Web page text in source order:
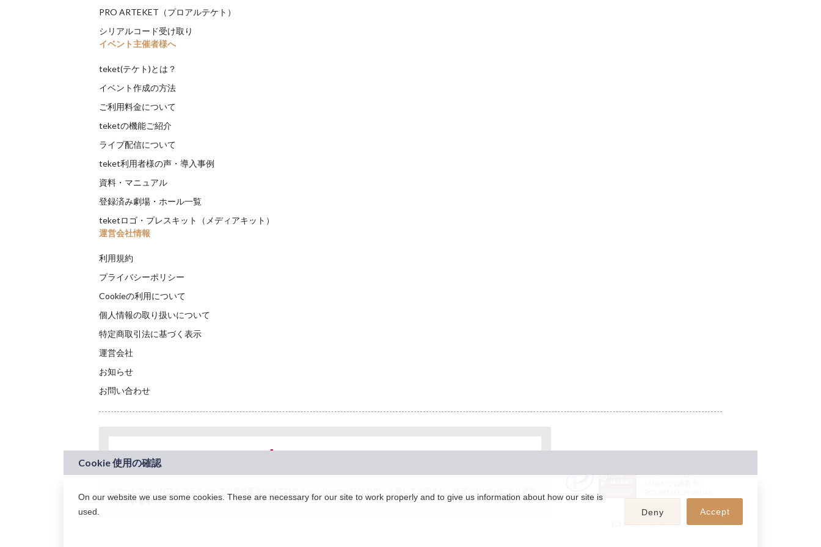
PRO ARTEKET（プロアルテケト）
シリアルコード受け取り
イベント主催者様へ
teket(テケト)とは？
イベント作成の方法
ご利用料金について
teketの機能ご紹介
ライブ配信について
teket利用者様の声・導入事例
資料・マニュアル
登録済み劇場・ホール一覧
teketロゴ・プレスキット（メディアキット）
運営会社情報
利用規約
プライバシーポリシー
Cookieの利用について
個人情報の取り扱いについて
特定商取引法に基づく表示
運営会社
お知らせ
お問い合わせ
されています。
9024936001Y45037
(C) 2026 teket. all rights reserved.
On our website we use some cookies. These are necessary for our site to work properly and to give us information about how our site is
used.
Deny Accept